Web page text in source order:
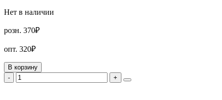
Нет в наличии
розн. 370₽
опт. 320₽
В корзину
-
+